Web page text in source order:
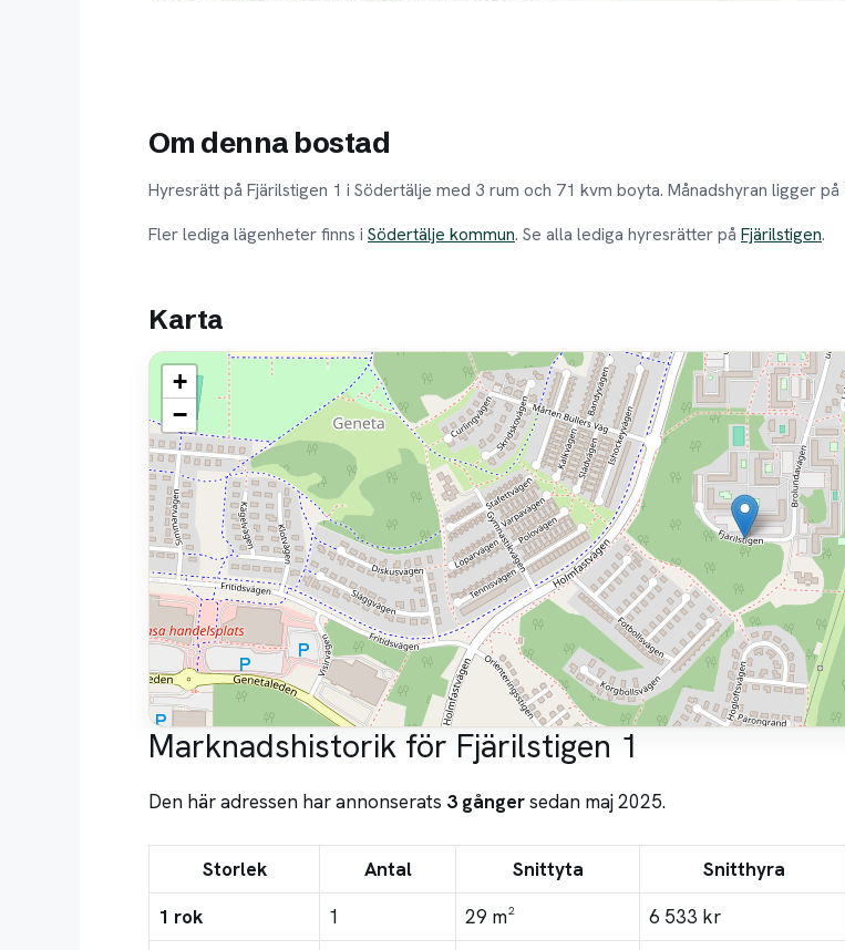
Om denna bostad
Hyresrätt på Fjärilstigen 1 i Södertälje med 3 rum och 71 kvm boyta. Månadshyran ligger på
Fler lediga lägenheter finns i Södertälje kommun. Se alla lediga hyresrätter på Fjärilstigen.
Karta
+
−
Marknadshistorik för Fjärilstigen 1
Den här adressen har annonserats 3 gångersedan maj 2025.
Storlek Antal Snittyta Snitthyra
1 rok
1 29 m² 6 533 kr